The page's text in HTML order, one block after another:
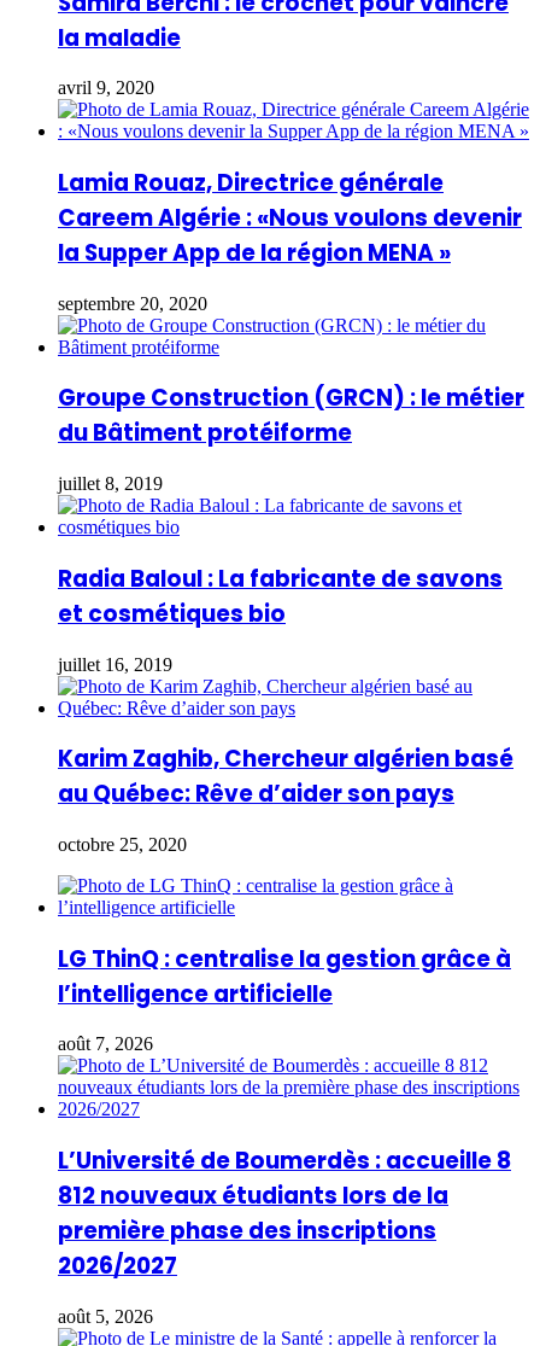
la maladie
avril 9, 2020
Lamia Rouaz, Directrice générale
Careem Algérie : «Nous voulons devenir
la Supper App de la région MENA »
septembre 20, 2020
Groupe Construction (GRCN) : le métier
du Bâtiment protéiforme
juillet 8, 2019
Radia Baloul : La fabricante de savons
et cosmétiques bio
juillet 16, 2019
Karim Zaghib, Chercheur algérien basé
au Québec: Rêve d’aider son pays
octobre 25, 2020
LG ThinQ : centralise la gestion grâce à
l’intelligence artificielle
août 7, 2026
L’Université de Boumerdès : accueille 8
812 nouveaux étudiants lors de la
première phase des inscriptions
2026/2027
août 5, 2026